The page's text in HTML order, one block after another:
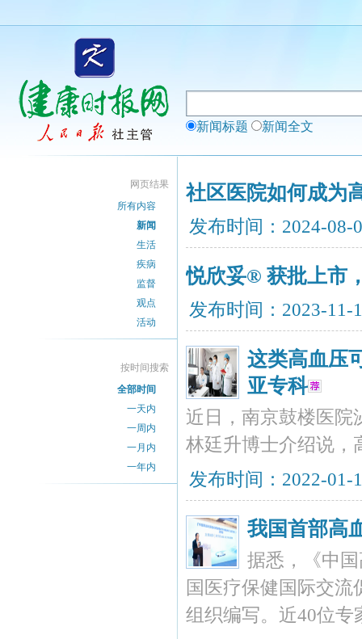
新闻标题 新闻全文
网页结果
所有内容
新闻
生活
疾病
监督
观点
活动
按时间搜索
全部时间
一天内
一周内
一月内
一年内
社区医院如何成为
发布时间：2024-
悦欣妥® 获批上市
发布时间：2023-
这类高血压
亚专科
近日，南京鼓楼医院
林廷升博士介绍说，
发布时间：2022-
我国首部高
据悉，《中
国医疗保健国际交
组织编写。近40位